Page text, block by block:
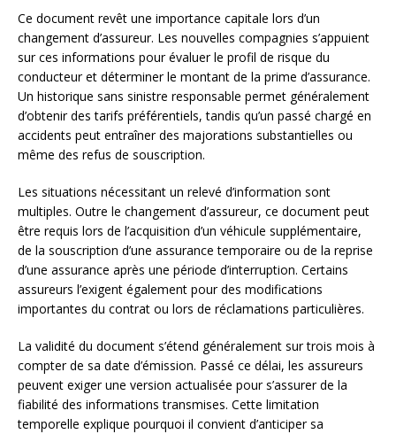
Ce document revêt une importance capitale lors d’un
changement d’assureur. Les nouvelles compagnies s’appuient
sur ces informations pour évaluer le profil de risque du
conducteur et déterminer le montant de la prime d’assurance.
Un historique sans sinistre responsable permet généralement
d’obtenir des tarifs préférentiels, tandis qu’un passé chargé en
accidents peut entraîner des majorations substantielles ou
même des refus de souscription.
Les situations nécessitant un relevé d’information sont
multiples. Outre le changement d’assureur, ce document peut
être requis lors de l’acquisition d’un véhicule supplémentaire,
de la souscription d’une assurance temporaire ou de la reprise
d’une assurance après une période d’interruption. Certains
assureurs l’exigent également pour des modifications
importantes du contrat ou lors de réclamations particulières.
La validité du document s’étend généralement sur trois mois à
compter de sa date d’émission. Passé ce délai, les assureurs
peuvent exiger une version actualisée pour s’assurer de la
fiabilité des informations transmises. Cette limitation
temporelle explique pourquoi il convient d’anticiper sa